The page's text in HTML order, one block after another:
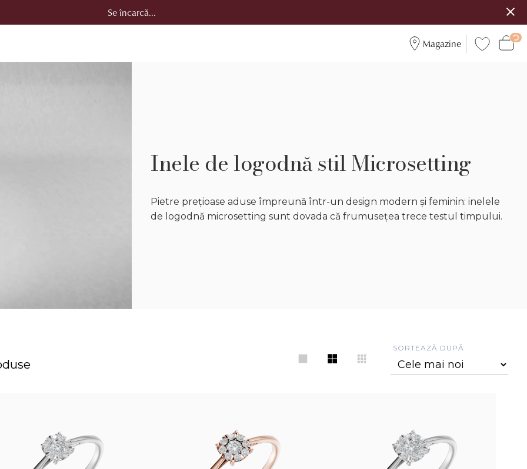
Se încarcă...
Magazine
Inele de logodnă stil Microsetting
Pietre prețioase aduse împreună într-un design modern și feminin: inelele
de logodnă microsetting sunt dovada că frumusețea trece testul timpului.
SORTEAZĂ DUPĂ